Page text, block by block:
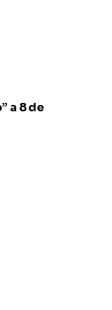
a 8 de